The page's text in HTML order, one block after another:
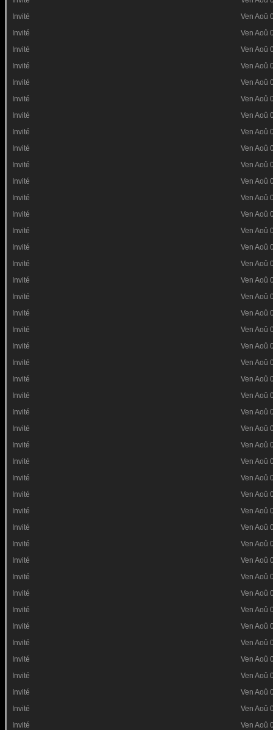
Invité
Ven Aoû
Invité
Ven Aoû
Invité
Ven Aoû
Invité
Ven Aoû
Invité
Ven Aoû
Invité
Ven Aoû
Invité
Ven Aoû
Invité
Ven Aoû
Invité
Ven Aoû
Invité
Ven Aoû
Invité
Ven Aoû
Invité
Ven Aoû
Invité
Ven Aoû
Invité
Ven Aoû
Invité
Ven Aoû
Invité
Ven Aoû
Invité
Ven Aoû
Invité
Ven Aoû
Invité
Ven Aoû
Invité
Ven Aoû
Invité
Ven Aoû
Invité
Ven Aoû
Invité
Ven Aoû
Invité
Ven Aoû
Invité
Ven Aoû
Invité
Ven Aoû
Invité
Ven Aoû
Invité
Ven Aoû
Invité
Ven Aoû
Invité
Ven Aoû
Invité
Ven Aoû
Invité
Ven Aoû
Invité
Ven Aoû
Invité
Ven Aoû
Invité
Ven Aoû
Invité
Ven Aoû
Invité
Ven Aoû
Invité
Ven Aoû
Invité
Ven Aoû
Invité
Ven Aoû
Invité
Ven Aoû
Invité
Ven Aoû
Invité
Ven Aoû
Invité
Ven Aoû